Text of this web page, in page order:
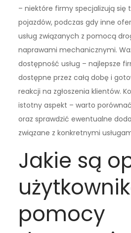
– niektóre firmy specjalizują się
pojazdów, podczas gdy inne
usług związanych z pomocą
naprawami mechanicznymi.
dostępność usług – najlepsze
dostępne przez całą dobę i
reakcji na zgłoszenia klientów.
istotny aspekt – warto
oraz sprawdzić ewentualne
związane z konkretnymi
Jakie są
pomocy